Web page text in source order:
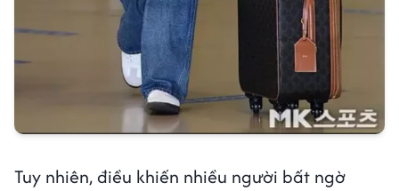
Tuy nhiên, điều khiến nhiều người bất ngờ